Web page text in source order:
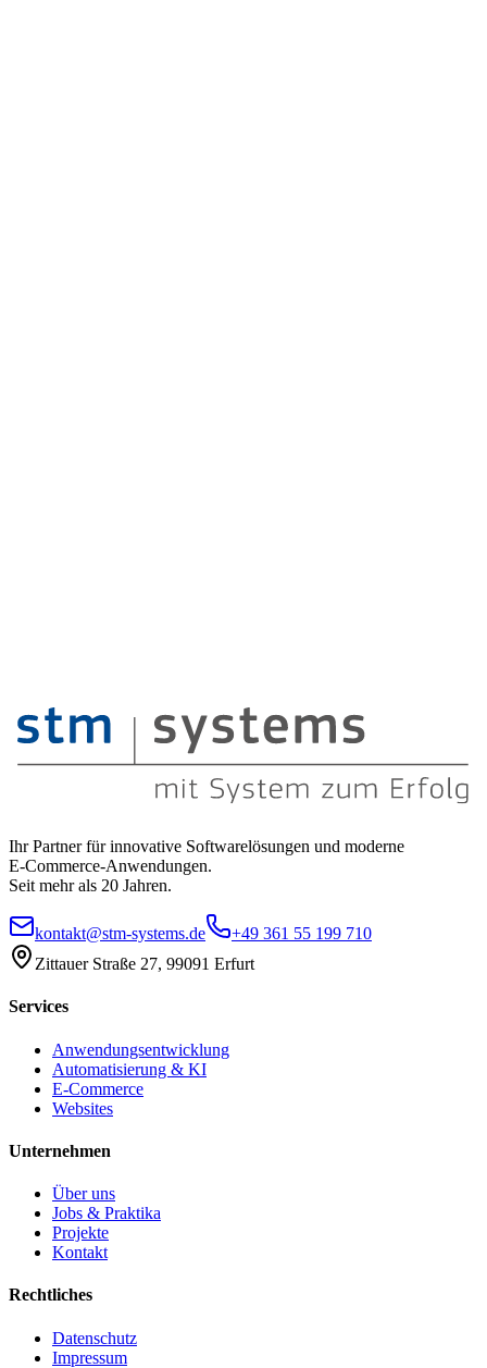
Ihr Partner für innovative Softwarelösungen und moderne
E‑Commerce-Anwendungen.
Seit mehr als 20 Jahren.
kontakt@stm-systems.de
+49 361 55 199 710
Zittauer Straße 27, 99091 Erfurt
Services
Anwendungsentwicklung
Automatisierung & KI
E-Commerce
Websites
Unternehmen
Über uns
Jobs & Praktika
Projekte
Kontakt
Rechtliches
Datenschutz
Impressum